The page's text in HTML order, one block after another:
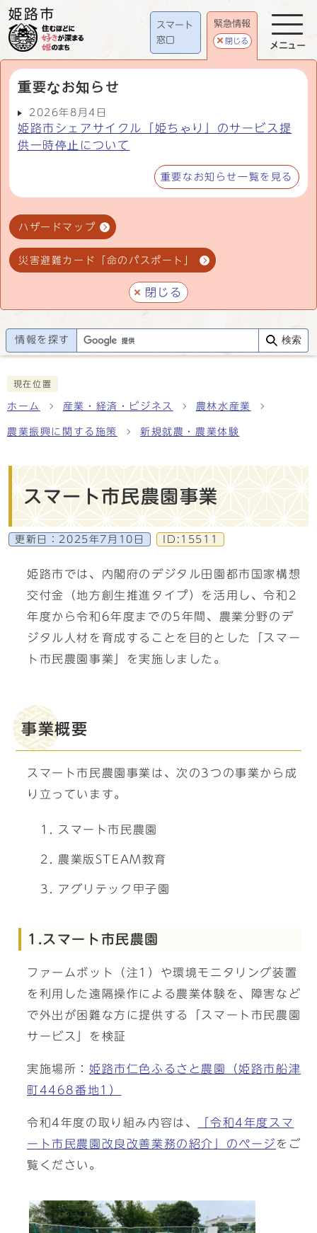
スマート
窓口
緊急情報
閉じる
重要なお知らせ
2026年8月4日
姫路市シェアサイクル「姫ちゃり」のサービス提
供一時停止について
重要なお知らせ一覧を見る
ハザードマップ
災害避難カード「命のパスポート」
閉じる
メニュー
情報を探す 検索
現在位置
ホーム 産業・経済・ビジネス 農林水産業
農業振興に関する施策 新規就農・農業体験
スマート市民農園事業
更新日： 2025年7月10日 ID:15511
姫路市では、内閣府のデジタル田園都市国家構想
交付金（地方創生推進タイプ）を活用し、令和2
年度から令和6年度までの5年間、農業分野のデ
ジタル人材を育成することを目的とした「スマー
ト市民農園事業」を実施しました。
事業概要
スマート市民農園事業は、次の3つの事業から成
り立っています。
スマート市民農園
農業版STEAM教育
アグリテック甲子園
1.スマート市民農園
ファームボット（注1）や環境モニタリング装置
を利用した遠隔操作による農業体験を、障害など
で外出が困難な方に提供する「スマート市民農園
サービス」を検証
実施場所： 姫路市仁色ふるさと農園（姫路市船津
町4468番地1）
令和4年度の取り組み内容は、
「令和4年度スマ
ート市民農園改良改善業務の紹介」のページ をご
覧ください。